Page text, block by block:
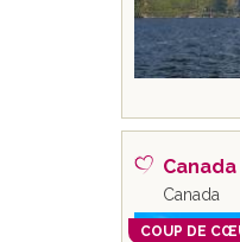
Canada
COUP DE